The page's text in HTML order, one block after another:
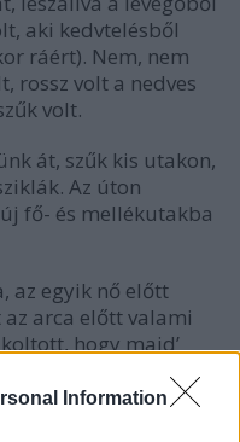
Information
aki kedvtelésből
ráért). Nem, nem
rossz volt a nedves
volt.
át, szűk kis utakon,
Az úton
fő- és mellékutakba
az egyik nő előtt
arca előtt valami
hogy majd’
van és azok is